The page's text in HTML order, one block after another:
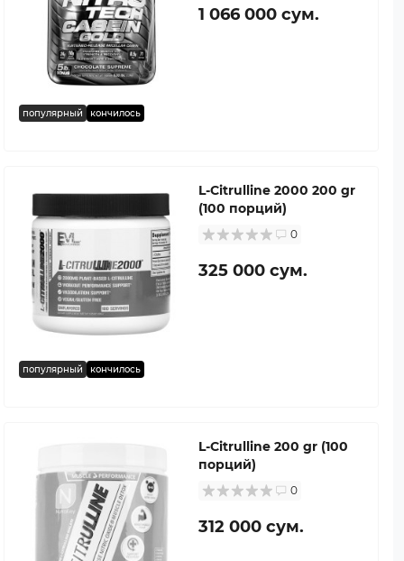
популярный кончилось
1 066 000 сум.
популярный кончилось
L-Citrulline 2000 200 gr
(100 порций)
0
325 000 сум.
L-Citrulline 200 gr (100
порций)
0
312 000 сум.